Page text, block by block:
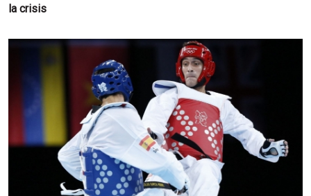
la crisis